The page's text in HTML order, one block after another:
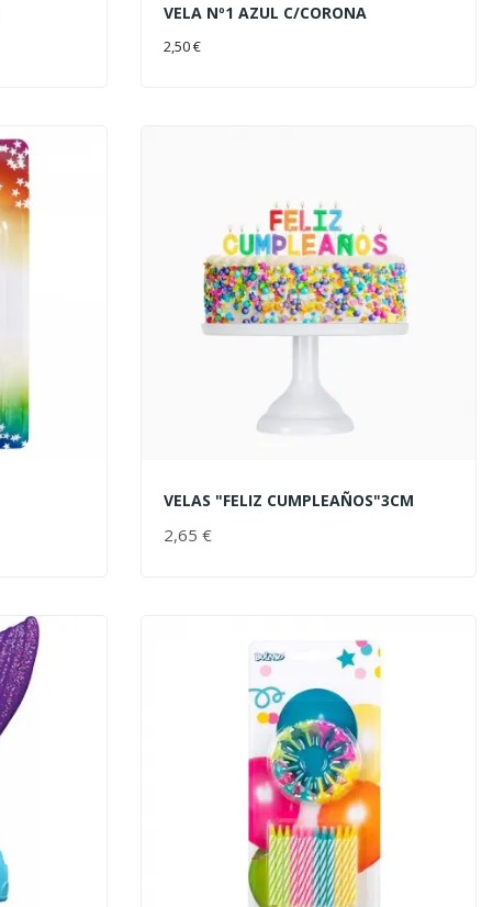
VELA Nº1 AZUL C/CORONA
2,50 €
VELAS "FELIZ CUMPLEAÑOS"3CM
2,65 €AÑADIR AL CARRITO